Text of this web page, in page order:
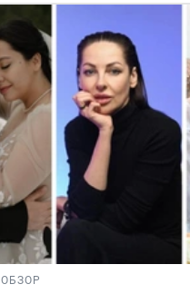
ОБЗОР